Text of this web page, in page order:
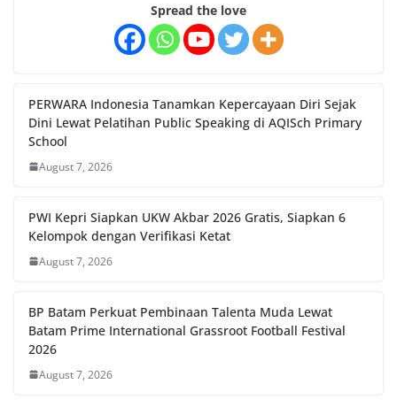
Spread the love
PERWARA Indonesia Tanamkan Kepercayaan Diri Sejak
Dini Lewat Pelatihan Public Speaking di AQISch Primary
School
August 7, 2026
PWI Kepri Siapkan UKW Akbar 2026 Gratis, Siapkan 6
Kelompok dengan Verifikasi Ketat
August 7, 2026
BP Batam Perkuat Pembinaan Talenta Muda Lewat
Batam Prime International Grassroot Football Festival
2026
August 7, 2026